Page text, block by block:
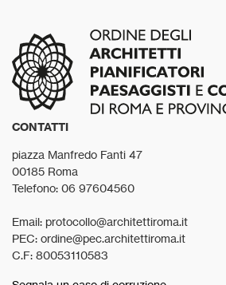
CONTATTI
piazza Manfredo Fanti 47
00185 Roma
Telefono: 06 97604560
Email: protocollo@architettiroma.it
PEC: ordine@pec.architettiroma.it
C.F: 80053110583